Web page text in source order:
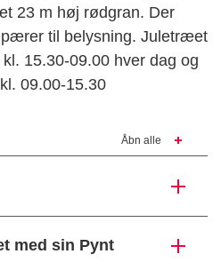
23 m høj rødgran. Der
til belysning. Juletræet
15.30-09.00 hver dag og
09.00-15.30
Åbn alle
med sin Pynt